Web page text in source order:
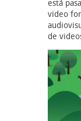
está
video
de